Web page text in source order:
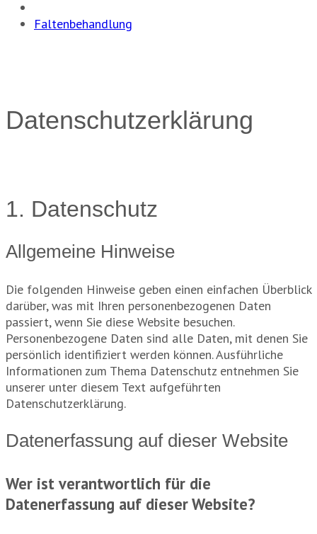
Faltenbehandlung
Datenschutzerklärung
1. Datenschutz
Allgemeine Hinweise
Die folgenden Hinweise geben einen einfachen Überblick
darüber, was mit Ihren personenbezogenen Daten
passiert, wenn Sie diese Website besuchen.
Personenbezogene Daten sind alle Daten, mit denen Sie
persönlich identifiziert werden können. Ausführliche
Informationen zum Thema Datenschutz entnehmen Sie
unserer unter diesem Text aufgeführten
Datenschutzerklärung.
Datenerfassung auf dieser Website
Wer ist verantwortlich für die
Datenerfassung auf dieser Website?